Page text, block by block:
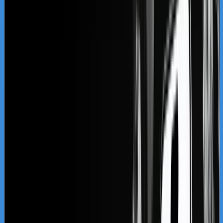
wymagając jednoznacznego potwierdzenia
kwalifikacji autorów tekstów, ich wykształcenia
oraz statusu zawodowego. Budujemy autorytet
zaawansowanych merytorycznie artykułów na
skomplikowane dylematy Twoich potencjalnych
klientów. Zamiast pisać suchym językiem
ustawowym, tłumaczymy zawiłości prawne w
sposób zrozumiały dla przedsiębiorcy i klienta
indywidualnego, co drastycznie zwiększa
zaangażowanie na stronie. Taka optymalizacja
treści sprawia, że roboty Google postrzegają
Twoją witrynę jako zaufane źródło informacji i